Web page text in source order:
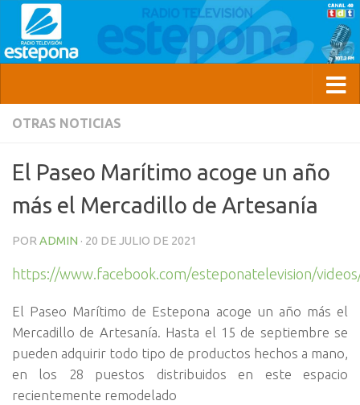
OTRAS NOTICIAS
El Paseo Marítimo acoge un año
más el Mercadillo de Artesanía
POR ADMIN · 20 DE JULIO DE 2021
https://www.facebook.com/esteponatelevision/
El Paseo Marítimo de Estepona acoge un año más el
Mercadillo de Artesanía. Hasta el 15 de septiembre se
pueden adquirir todo tipo de productos hechos a mano,
en los 28 puestos distribuidos en este espacio
recientemente remodelado